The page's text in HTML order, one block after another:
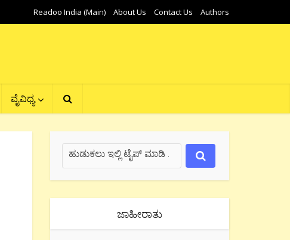
Readoo India (Main) About Us Contact Us Authors
ವೈವಿಧ್ಯ
ಜಾಹೀರಾತು